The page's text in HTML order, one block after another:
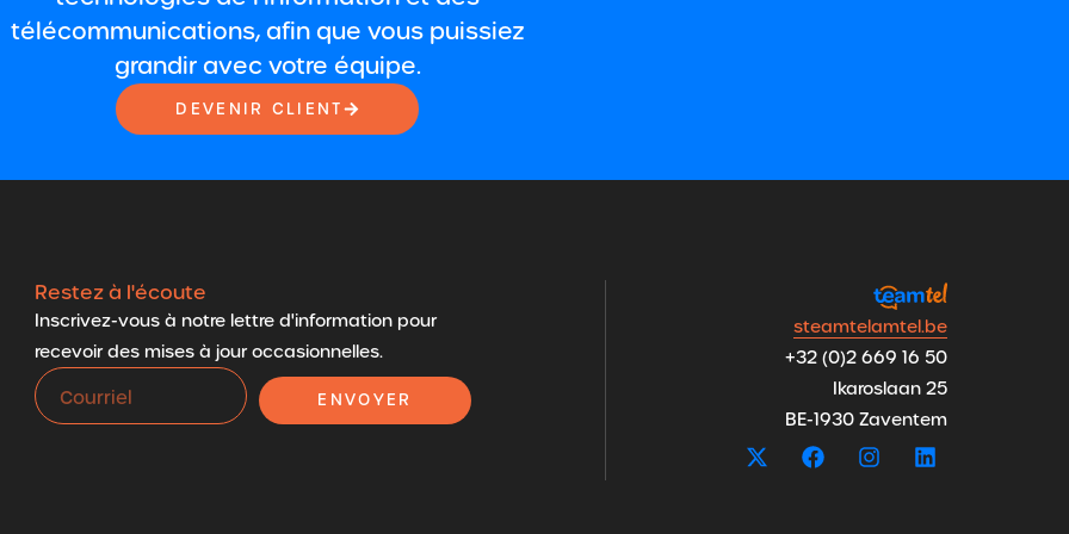
télécommunications, afin que vous puissiez
grandir avec votre équipe.
DEVENIR CLIENT
Restez à l'écoute
Inscrivez-vous à notre lettre d'information pour
recevoir des mises à jour occasionnelles.
ENVOYER
steamtelamtel.be
+32 (0)2 669 16 50
Ikaroslaan 25
BE-1930 Zaventem